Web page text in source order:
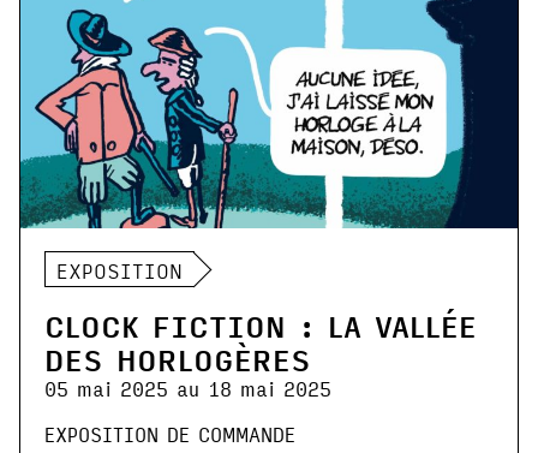
EXPOSITION
CLOCK FICTION : LA VALLÉE
DES HORLOGÈRES
05 mai 2025 au 18 mai 2025
EXPOSITION DE COMMANDE